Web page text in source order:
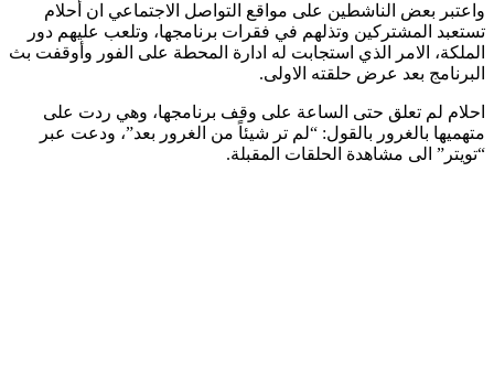
واعتبر بعض الناشطين على مواقع التواصل الاجتماعي ان أحلام
تستعبد المشتركين وتذلهم في فقرات برنامجها، وتلعب عليهم دور
الملكة، الامر الذي استجابت له ادارة المحطة على الفور وأوقفت بث
البرنامج بعد عرض حلقته الاولى.
احلام لم تعلق حتى الساعة على وقف برنامجها، وهي ردت على
متهميها بالغرور بالقول: “لم تر شيئاً من الغرور بعد”، ودعت عبر
“تويتر” الى مشاهدة الحلقات المقبلة.